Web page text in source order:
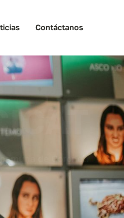
Contáctanos
de Coronel.